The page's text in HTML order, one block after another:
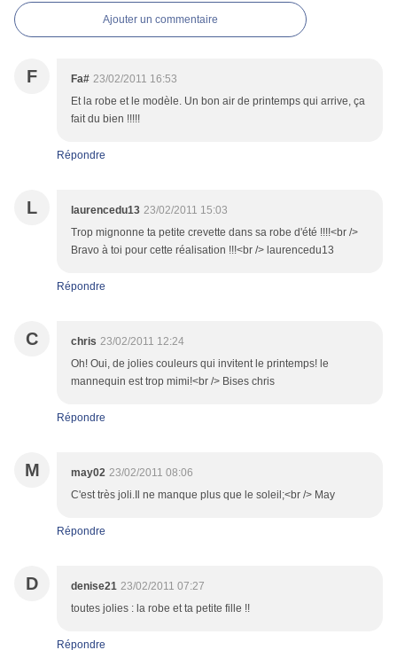
Ajouter un commentaire
F Fa# 23/02/2011 16:53
Et la robe et le modèle. Un bon air de printemps qui arrive, ça
fait du bien !!!!!
Répondre
L laurencedu13 23/02/2011 15:03
Trop mignonne ta petite crevette dans sa robe d'été !!!!<br />
Bravo à toi pour cette réalisation !!!<br /> laurencedu13
Répondre
C chris 23/02/2011 12:24
Oh! Oui, de jolies couleurs qui invitent le printemps! le
mannequin est trop mimi!<br /> Bises chris
Répondre
M may02 23/02/2011 08:06
C'est très joli.Il ne manque plus que le soleil;<br /> May
Répondre
D denise21 23/02/2011 07:27
toutes jolies : la robe et ta petite fille !!
Répondre